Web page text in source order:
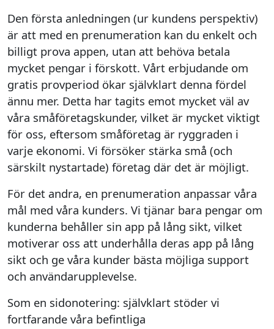
Den första anledningen (ur kundens perspektiv)
är att med en prenumeration kan du enkelt och
billigt prova appen, utan att behöva betala
mycket pengar i förskott. Vårt erbjudande om
gratis provperiod ökar självklart denna fördel
ännu mer. Detta har tagits emot mycket väl av
våra småföretagskunder, vilket är mycket viktigt
för oss, eftersom småföretag är ryggraden i
varje ekonomi. Vi försöker stärka små (och
särskilt nystartade) företag där det är möjligt.
För det andra, en prenumeration anpassar våra
mål med våra kunders. Vi tjänar bara pengar om
kunderna behåller sin app på lång sikt, vilket
motiverar oss att underhålla deras app på lång
sikt och ge våra kunder bästa möjliga support
och användarupplevelse.
Som en sidonotering: självklart stöder vi
fortfarande våra befintliga